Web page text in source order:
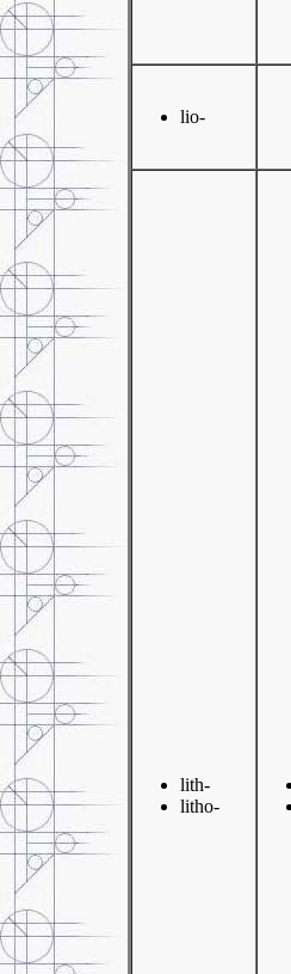
lio-
lith-
litho-